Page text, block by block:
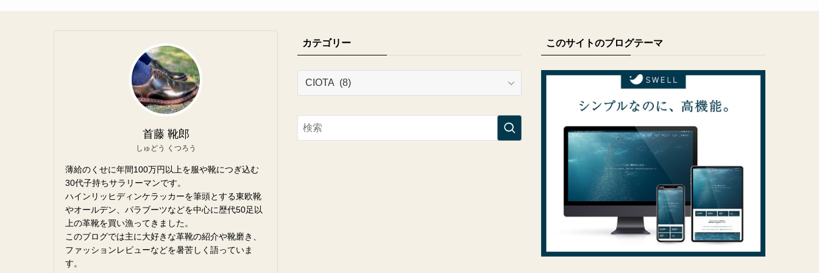
首藤 靴郎
しゅどう くつろう
薄給のくせに年間100万円以上を服や靴につぎ込む
30代子持ちサラリーマンです。
ハインリッヒディンケラッカーを筆頭とする東欧靴
やオールデン、パラブーツなどを中心に歴代50足以
上の革靴を買い漁ってきました。
このブログでは主に大好きな革靴の紹介や靴磨き、
ファッションレビューなどを暑苦しく語っていま
す。
カテゴリー
リ
ー
このサイトのブログテーマ